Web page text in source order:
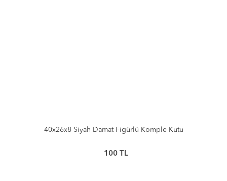
40x26x8 Siyah Damat Figürlü Komple Kutu
100 TL